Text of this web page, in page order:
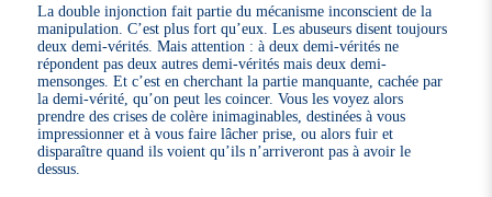
La double injonction fait partie du mécanisme inconscient de la
manipulation. C’est plus fort qu’eux. Les abuseurs disent toujours
deux demi-vérités. Mais attention : à deux demi-vérités ne
répondent pas deux autres demi-vérités mais deux demi-
mensonges. Et c’est en cherchant la partie manquante, cachée par
la demi-vérité, qu’on peut les coincer. Vous les voyez alors
prendre des crises de colère inimaginables, destinées à vous
impressionner et à vous faire lâcher prise, ou alors fuir et
disparaître quand ils voient qu’ils n’arriveront pas à avoir le
dessus.